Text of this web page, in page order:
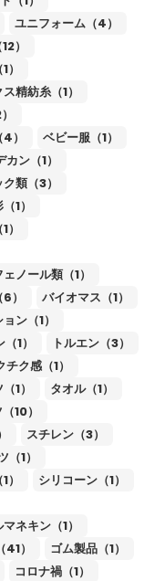
ユニフォーム（4）
）
精紡糸（1）
）
ベビー服（1）
ン（1）
類（3）
1）
ノール類（1）
）
バイオマス（1）
ン（1）
1）
トルエン（3）
チク感（1）
1）
タオル（1）
10）
スチレン（3）
1）
シリコーン（1）
ネキン（1）
）
ゴム製品（1）
コロナ禍（1）